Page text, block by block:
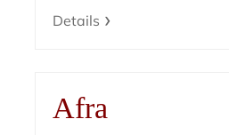
Details
Afra